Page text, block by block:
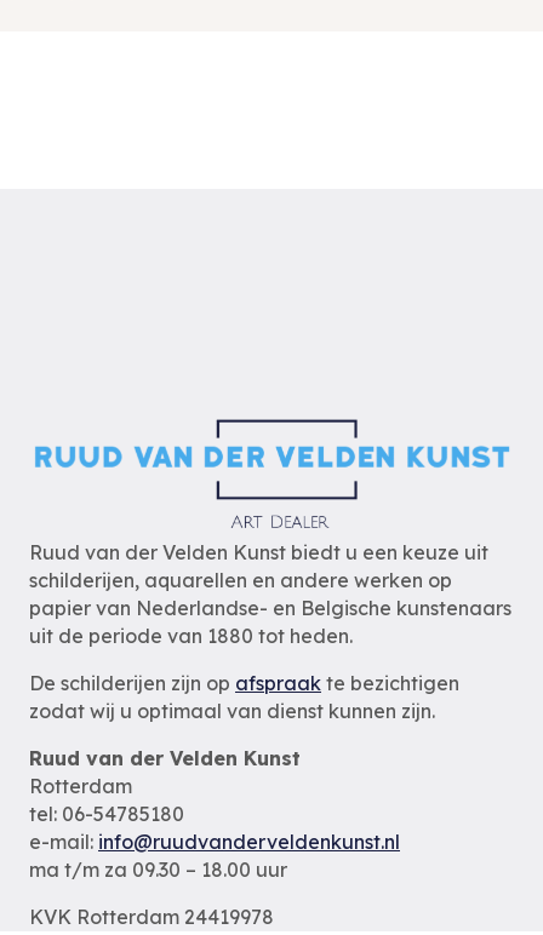
Ruud van der Velden Kunst biedt u een keuze uit
schilderijen, aquarellen en andere werken op
papier van Nederlandse- en Belgische kunstenaars
uit de periode van 1880 tot heden.
De schilderijen zijn op afspraak te bezichtigen
zodat wij u optimaal van dienst kunnen zijn.
Ruud van der Velden Kunst
Rotterdam
tel: 06-54785180
e-mail: info@ruudvanderveldenkunst.nl
ma t/m za 09.30 – 18.00 uur
KVK Rotterdam 24419978